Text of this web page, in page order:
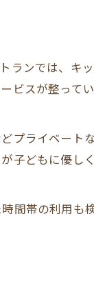
ランでは、キ
ビスが整って
プライベート
子どもに優し
間帯の利用も